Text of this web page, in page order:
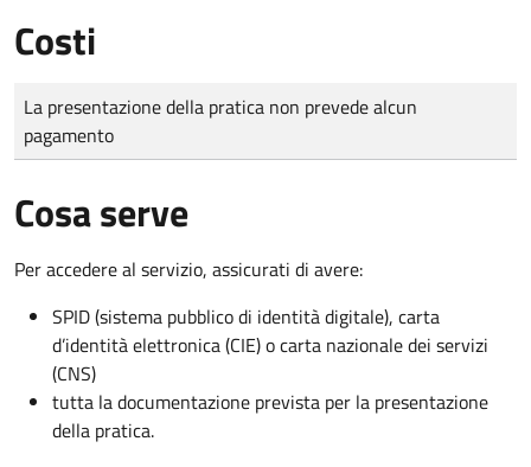
Costi
Tipo di pagamento
Importo
La presentazione della pratica non prevede alcun
pagamento
Cosa serve
Per accedere al servizio, assicurati di avere:
SPID (sistema pubblico di identità digitale), carta
d’identità elettronica (CIE) o carta nazionale dei servizi
(CNS)
tutta la documentazione prevista per la presentazione
della pratica.